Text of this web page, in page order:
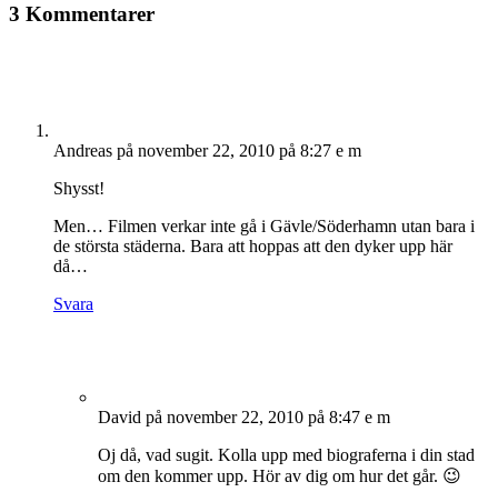
3 Kommentarer
Andreas på november 22, 2010 på 8:27 e m
Shysst!
Men… Filmen verkar inte gå i Gävle/Söderhamn utan bara i
de största städerna. Bara att hoppas att den dyker upp här
då…
Svara
David på november 22, 2010 på 8:47 e m
Oj då, vad sugit. Kolla upp med biograferna i din stad
om den kommer upp. Hör av dig om hur det går. 😉